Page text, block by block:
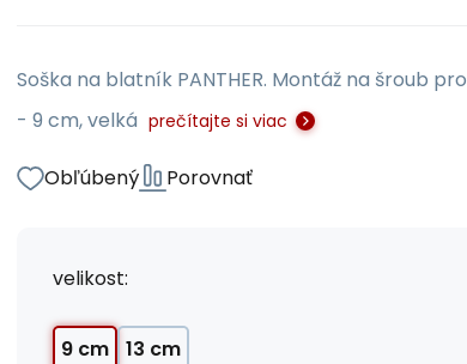
Soška na blatník PANTHER. Montáž na šroub
- 9 cm, velká prečítajte si viac
Obľúbený Porovnať
velikost:
9 cm 13 cm